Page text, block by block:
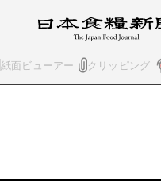
紙面ビューアー クリッピング